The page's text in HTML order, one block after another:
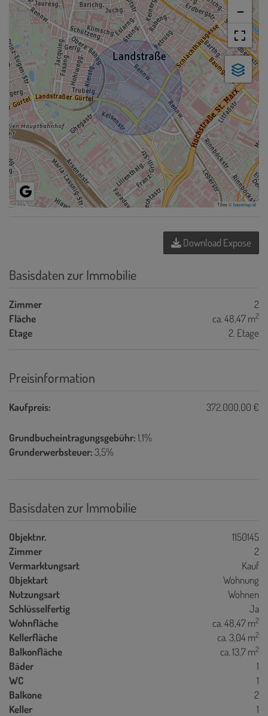
−
Tiles ©basemap.at
Download Expose
Basisdaten zur Immobilie
Zimmer
2
Fläche
ca. 48,47 m2
Etage 2. Etage
Preisinformation
Kaufpreis: 372.000,00 €
Grundbucheintragungsgebühr:1,1%
Grunderwerbsteuer:3,5%
Basisdaten zur Immobilie
Objektnr.
1150145
Zimmer
2
Vermarktungsart
Kauf
Objektart
Wohnung
Nutzungsart
Wohnen
Schlüsselfertig
Ja
Wohnfläche
ca. 48,47 m2
Kellerfläche ca. 3,04 m2
Balkonfläche ca. 13,7 m2
Bäder
1
WC
1
Balkone
2
Keller
1